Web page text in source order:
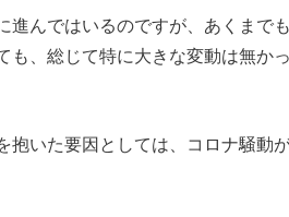
進んではいるのですが、あくまで
も、総じて特に大きな変動は無か
抱いた要因としては、コロナ騒動